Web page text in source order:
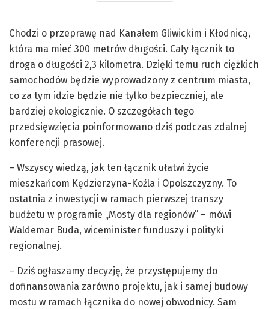
Chodzi o przeprawę nad Kanałem Gliwickim i Kłodnicą,
która ma mieć 300 metrów długości. Cały łącznik to
droga o długości 2,3 kilometra. Dzięki temu ruch ciężkich
samochodów będzie wyprowadzony z centrum miasta,
co za tym idzie będzie nie tylko bezpieczniej, ale
bardziej ekologicznie. O szczegółach tego
przedsięwzięcia poinformowano dziś podczas zdalnej
konferencji prasowej.
– Wszyscy wiedzą, jak ten łącznik ułatwi życie
mieszkańcom Kędzierzyna-Koźla i Opolszczyzny. To
ostatnia z inwestycji w ramach pierwszej transzy
budżetu w programie „Mosty dla regionów” – mówi
Waldemar Buda, wiceminister funduszy i polityki
regionalnej.
– Dziś ogłaszamy decyzję, że przystępujemy do
dofinansowania zarówno projektu, jak i samej budowy
mostu w ramach łącznika do nowej obwodnicy. Sam